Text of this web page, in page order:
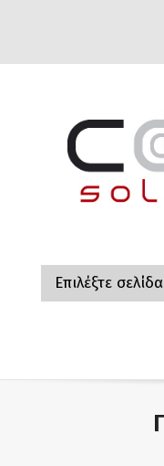
Επιλέξτε